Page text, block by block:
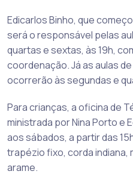
Edicarlos Binho, que
será o responsável pelas
quartas e sextas, às 19h,
coordenação. Já as aulas
ocorrerão às segundas e
Para crianças, a oficina de
ministrada por Nina Porto e
aos sábados, a partir das
trapézio fixo, corda indiana,
arame.